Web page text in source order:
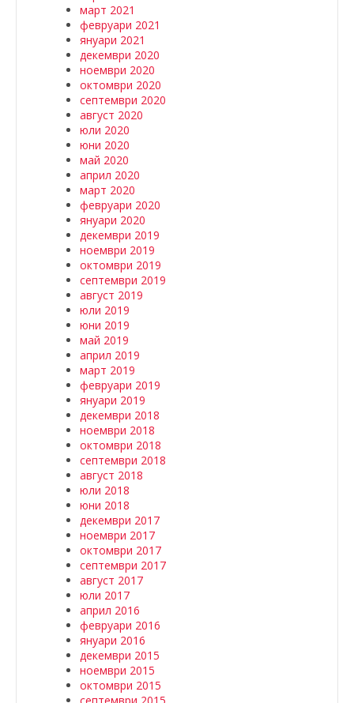
март 2021
февруари 2021
януари 2021
декември 2020
ноември 2020
октомври 2020
септември 2020
август 2020
юли 2020
юни 2020
май 2020
април 2020
март 2020
февруари 2020
януари 2020
декември 2019
ноември 2019
октомври 2019
септември 2019
август 2019
юли 2019
юни 2019
май 2019
април 2019
март 2019
февруари 2019
януари 2019
декември 2018
ноември 2018
октомври 2018
септември 2018
август 2018
юли 2018
юни 2018
декември 2017
ноември 2017
октомври 2017
септември 2017
август 2017
юли 2017
април 2016
февруари 2016
януари 2016
декември 2015
ноември 2015
октомври 2015